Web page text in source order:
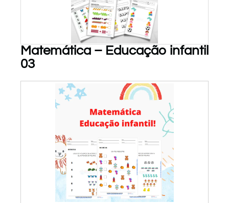
Matemática – Educação infantil
03